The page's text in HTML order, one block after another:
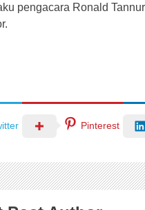
pengacara Ronald
Pinterest